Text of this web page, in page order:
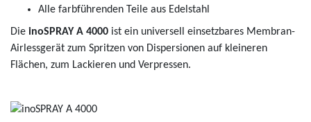
Alle farbführenden Teile aus Edelstahl
Die inoSPRAY A 4000 ist ein universell einsetzbares Membran-
Airlessgerät zum Spritzen von Dispersionen auf kleineren
Flächen, zum Lackieren und Verpressen.